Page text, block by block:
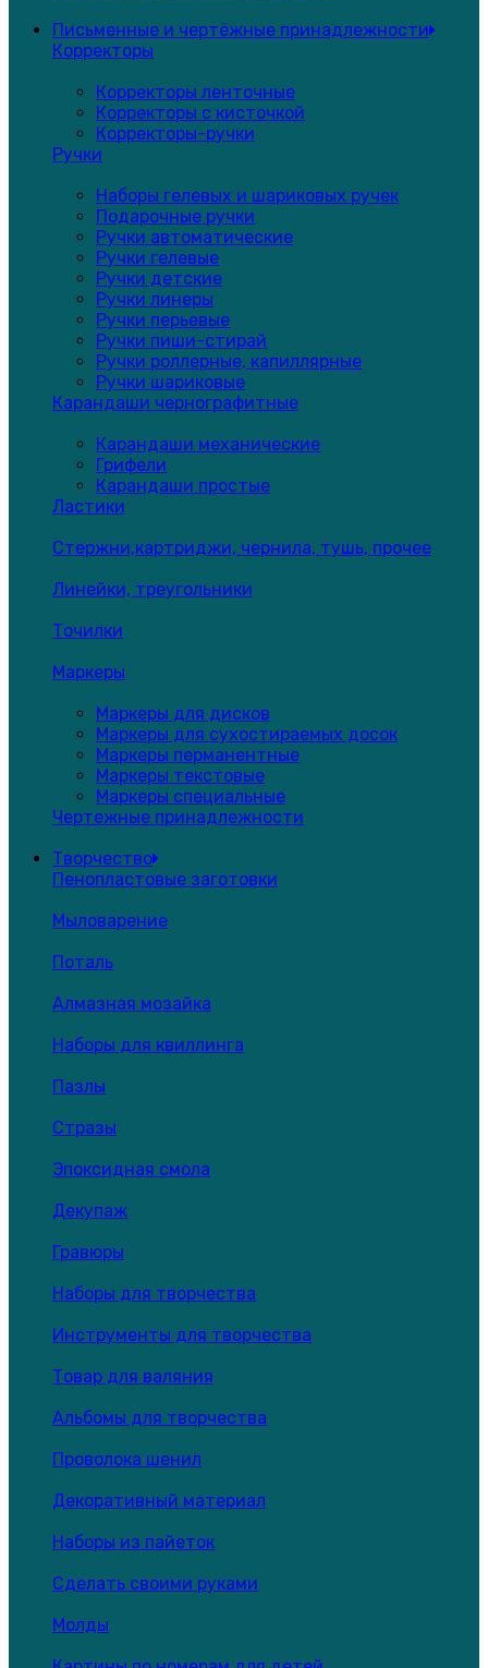
Письменные и чертёжные принадлежности
Корректоры
Корректоры ленточные
Корректоры с кисточкой
Корректоры-ручки
Ручки
Наборы гелевых и шариковых ручек
Подарочные ручки
Ручки автоматические
Ручки гелевые
Ручки детские
Ручки линеры
Ручки перьевые
Ручки пиши-стирай
Ручки роллерные, капиллярные
Ручки шариковые
Карандаши чернографитные
Карандаши механические
Грифели
Карандаши простые
Ластики
Стержни,картриджи, чернила, тушь, прочее
Линейки, треугольники
Точилки
Маркеры
Маркеры для дисков
Маркеры для сухостираемых досок
Маркеры перманентные
Маркеры текстовые
Маркеры специальные
Чертежные принадлежности
Творчество
Пенопластовые заготовки
Мыловарение
Поталь
Алмазная мозайка
Наборы для квиллинга
Пазлы
Стразы
Эпоксидная смола
Декупаж
Гравюры
Наборы для творчества
Инструменты для творчества
Товар для валяния
Альбомы для творчества
Проволока шенил
Декоративный материал
Наборы из пайеток
Сделать своими руками
Молды